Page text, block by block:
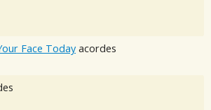
Face Today acordes